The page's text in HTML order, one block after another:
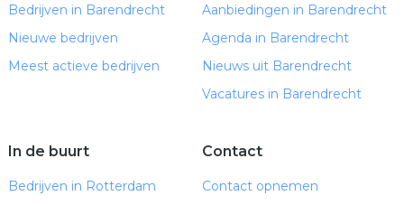
Bedrijven in Barendrecht
Nieuwe bedrijven
Meest actieve bedrijven
Aanbiedingen in Barendrecht
Agenda in Barendrecht
Nieuws uit Barendrecht
Vacatures in Barendrecht
In de buurt
Bedrijven in Rotterdam
Contact
Contact opnemen